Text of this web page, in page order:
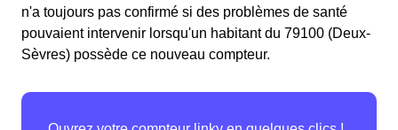
n'a toujours pas confirmé si des problèmes de santé
pouvaient intervenir lorsqu'un habitant du 79100 (Deux-
Sèvres) possède ce nouveau compteur.